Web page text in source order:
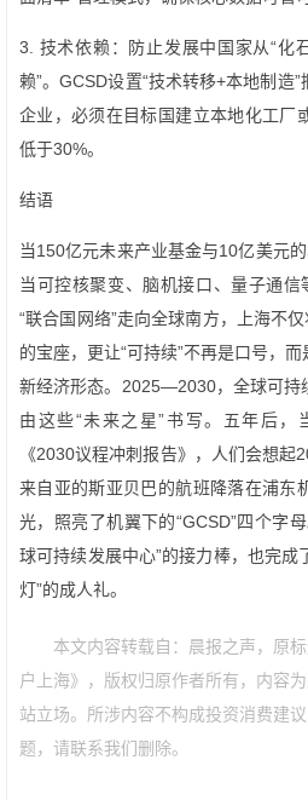
3. 技术依赖：防止发展中国家从“化
赖”。GCSD设置“技术转移+本地制造
企业，必须在目标国建立本地化工厂
低于30%。
结语
当150亿元未来产业基金与10亿美元
当可控核聚变、脑机接口、量子通信
“联合国网络”走向全球南方，上海不
的宝座，更让“可持续”不再是口号，
新经济形态。2025—2030，全球可持
由这些“未来之星”书写。五年后
《2030议程冲刺报告》，人们会想起
来自亚的斯亚贝巴的航班降落在浦东
光，照亮了机翼下的“GCSD”四个字
球可持续发展中心”的接力棒，也完成
灯”的成人礼。
本文内容转载自：晨报之声，原
户上海》，版权归原作者所有，内容
站立场。所涉内容不构成投资消费建
题，请联系我们删除。